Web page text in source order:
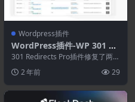
Wordpress插件
WordPress插件-WP 301 Re
directs Pro 6.22
301 Redirects Pro插件修复了两个
2 年前 29